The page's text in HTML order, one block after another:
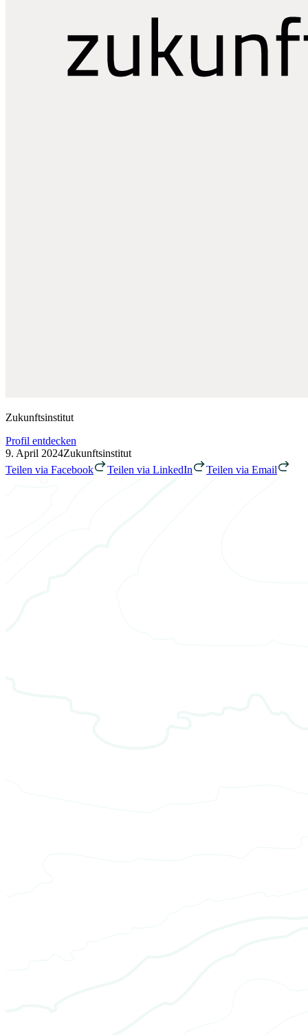
Zukunftsinstitut
Profil entdecken
9. April 2024Zukunftsinstitut
Teilen via Facebook
Teilen via LinkedIn Teilen via Email